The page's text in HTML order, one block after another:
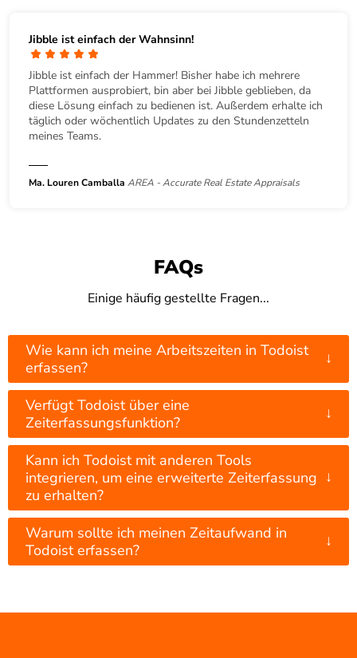
Jibble ist einfach der Wahnsinn!
Jibble ist einfach der Hammer! Bisher habe ich mehrere
Plattformen ausprobiert, bin aber bei Jibble geblieben, da
diese Lösung einfach zu bedienen ist. Außerdem erhalte ich
täglich oder wöchentlich Updates zu den Stundenzetteln
meines Teams.
Ma. Louren Camballa AREA - Accurate Real Estate Appraisals
FAQs
Einige häufig gestellte Fragen...
Wie kann ich meine Arbeitszeiten in Todoist
erfassen?
↓
Verfügt Todoist über eine
Zeiterfassungsfunktion?
↓
Kann ich Todoist mit anderen Tools
integrieren, um eine erweiterte Zeiterfassung
zu erhalten?
↓
Warum sollte ich meinen Zeitaufwand in
Todoist erfassen?
↓